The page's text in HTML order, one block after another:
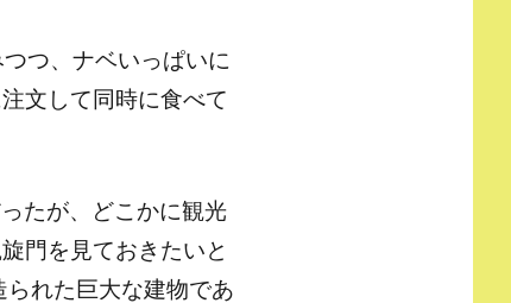
つ、ナベいっぱいに
文して同時に食べて
たが、どこかに観光
門を見ておきたいと
れた巨大な建物であ